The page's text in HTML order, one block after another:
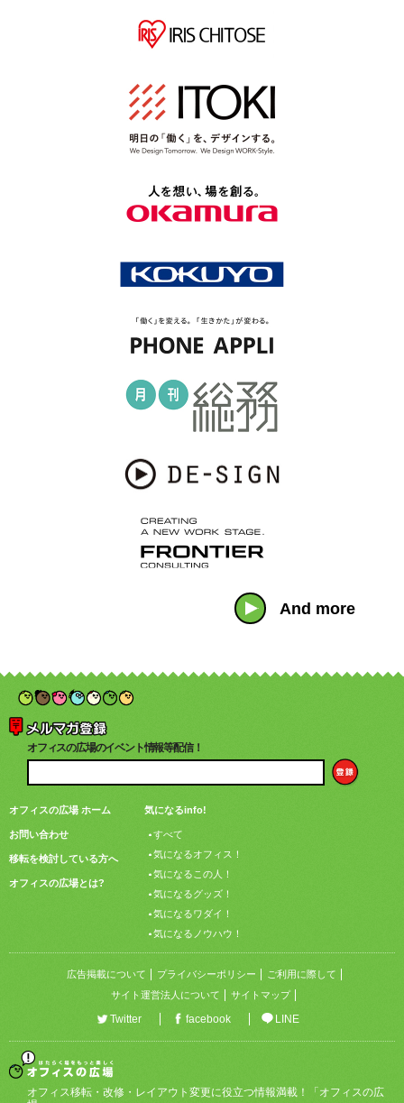
And more
オフィスの広場のイベント情報等配信！
オフィスの広場 ホーム
お問い合わせ
移転を検討している方へ
オフィスの広場とは?
気になるinfo!
すべて
気になるオフィス！
気になるこの人！
気になるグッズ！
気になるワダイ！
気になるノウハウ！
広告掲載について プライバシーポリシー
ご利用に際して
サイト運営法人について
サイトマップ
Twitter facebook LINE
オフィス移転・改修・レイアウト変更に役立つ情報満載！「オフィスの広